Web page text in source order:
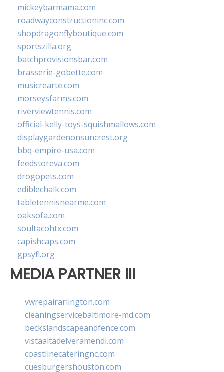
mickeybarmama.com
roadwayconstructioninc.com
shopdragonflyboutique.com
sportszilla.org
batchprovisionsbar.com
brasserie-gobette.com
musicrearte.com
morseysfarms.com
riverviewtennis.com
official-kelly-toys-squishmallows.com
displaygardenonsuncrest.org
bbq-empire-usa.com
feedstoreva.com
drogopets.com
ediblechalk.com
tabletennisnearme.com
oaksofa.com
soultacohtx.com
capishcaps.com
gpsyfl.org
MEDIA PARTNER III
vwrepairarlington.com
cleaningservicebaltimore-md.com
beckslandscapeandfence.com
vistaaltadelveramendi.com
coastlinecateringnc.com
cuesburgershouston.com